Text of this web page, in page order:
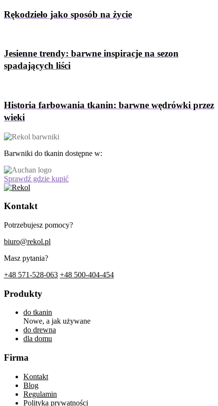
Rękodzieło jako sposób na życie
Jesienne trendy: barwne inspiracje na sezon
spadających liści
Historia farbowania tkanin: barwne wędrówki przez
wieki
Barwniki do tkanin dostępne w:
Sprawdź gdzie kupić
Kontakt
Potrzebujesz pomocy?
biuro@rekol.pl
Masz pytania?
+48 571-528-063 +48 500-404-454
Produkty
do tkanin
Nowe, a jak używane
do drewna
dla domu
Firma
Kontakt
Blog
Regulamin
Polityka prywatności